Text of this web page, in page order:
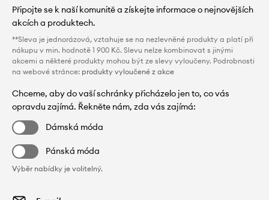
Připojte se k naší komunitě a získejte informace o nejnovějších
akcích a produktech.
**Sleva je jednorázová, vztahuje se na nezlevněné produkty a platí při
nákupu v min. hodnotě 1 900 Kč. Slevu nelze kombinovat s jinými
akcemi a některé produkty mohou být ze slevy vyloučeny. Podrobnosti
na webové stránce: produkty vyloučené z akce
Chceme, aby do vaší schránky přicházelo jen to, co vás
opravdu zajímá. Řekněte nám, zda vás zajímá:
Dámská móda
Pánská móda
Výběr nabídky je volitelný.